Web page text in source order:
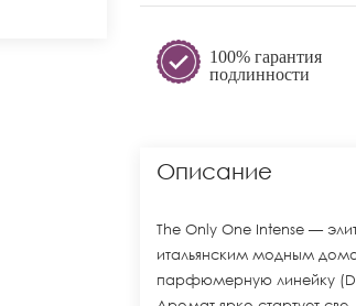
100% гарантия
подлинности
Описание
The Only One Intense —
итальянским модным
парфюмерную линейку